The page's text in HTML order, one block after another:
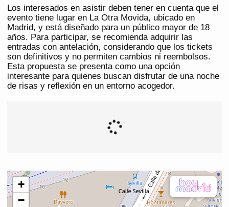
Los interesados en asistir deben tener en cuenta que el
evento tiene lugar en La Otra Movida, ubicado en
Madrid, y está diseñado para un público mayor de 18
años. Para participar, se recomienda adquirir las
entradas con antelación, considerando que los tickets
son definitivos y no permiten cambios ni reembolsos.
Esta propuesta se presenta como una opción
interesante para quienes buscan disfrutar de una noche
de risas y reflexión en un entorno acogedor.